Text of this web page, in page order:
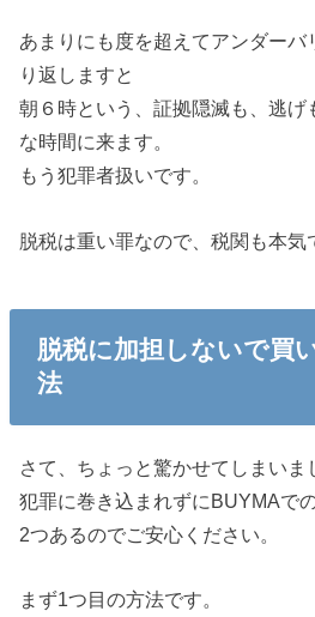
あまりにも度を超えてアンダーバ
り返しますと
朝６時という、証拠隠滅も、逃げ
な時間に来ます。
もう犯罪者扱いです。
脱税は重い罪なので、税関も本気
脱税に加担しないで買
法
さて、ちょっと驚かせてしまいま
犯罪に巻き込まれずにBUYMAで
2つあるのでご安心ください。
まず1つ目の方法です。